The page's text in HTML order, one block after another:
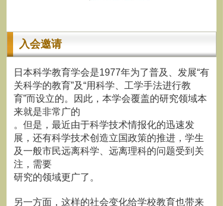
入会邀请
日本科学教育学会是1977年为了普及、发展“有
关科学的教育”及“用科学、工学手法进行教
育”而设立的。因此，本学会覆盖的研究领域本
来就是非常广的
。但是，最近由于科学技术情报化的迅速发
展，还有科学技术创造立国政策的推进，学生
及一般市民远离科学、远离理科的问题受到关
注，需要
研究的领域更广了。
另一方面，这样的社会变化给学校教育也带来